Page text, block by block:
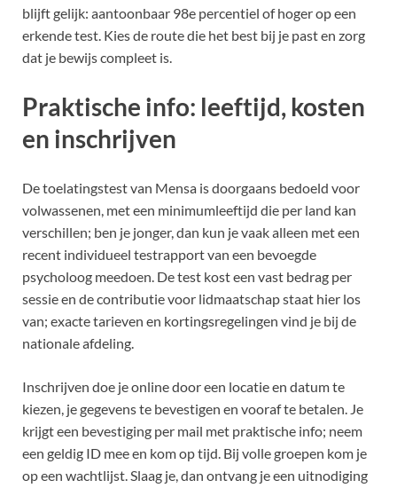
blijft gelijk: aantoonbaar 98e percentiel of hoger op een
erkende test. Kies de route die het best bij je past en zorg
dat je bewijs compleet is.
Praktische info: leeftijd, kosten
en inschrijven
De toelatingstest van Mensa is doorgaans bedoeld voor
volwassenen, met een minimumleeftijd die per land kan
verschillen; ben je jonger, dan kun je vaak alleen met een
recent individueel testrapport van een bevoegde
psycholoog meedoen. De test kost een vast bedrag per
sessie en de contributie voor lidmaatschap staat hier los
van; exacte tarieven en kortingsregelingen vind je bij de
nationale afdeling.
Inschrijven doe je online door een locatie en datum te
kiezen, je gegevens te bevestigen en vooraf te betalen. Je
krijgt een bevestiging per mail met praktische info; neem
een geldig ID mee en kom op tijd. Bij volle groepen kom je
op een wachtlijst. Slaag je, dan ontvang je een uitnodiging